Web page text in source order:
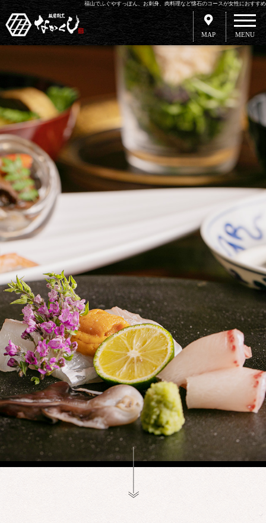
福山でふぐやすっぽん、お刺身、肉料理など懐石のコースが女性におすすめ
MAP MENU